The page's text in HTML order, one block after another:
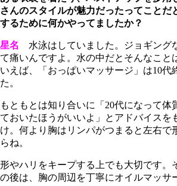
さんのスタイルが魅力だったってことだ
するために何かやってましたか？
星名
水泳はしていました。ジョギング
て痛いんですよ。水の中だとそんなこと
いえば、「おっぱいマッサージ」は10代
た。
もともとは知り合いに「20代になって体
ておいたほうがいいよ」とアドバイスを
け。何より胸はリンパがつまると左右で
らね。
形やハリをキープする上でも大切です。
の後は、胸の周辺を丁寧にオイルマッサ